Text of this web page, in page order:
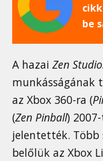
be
A hazai Zen
munkásságának
az Xbox 360-ra (
(Zen Pinball)
jelentették. Több
belőlük az Xbox